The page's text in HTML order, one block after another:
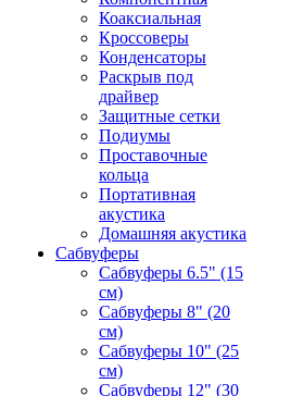
Коаксиальная
Кроссоверы
Конденсаторы
Раскрыв под
драйвер
Защитные сетки
Подиумы
Проставочные
кольца
Портативная
акустика
Домашняя акустика
Сабвуферы
Сабвуферы 6.5" (15
см)
Сабвуферы 8" (20
см)
Сабвуферы 10" (25
см)
Сабвуферы 12" (30